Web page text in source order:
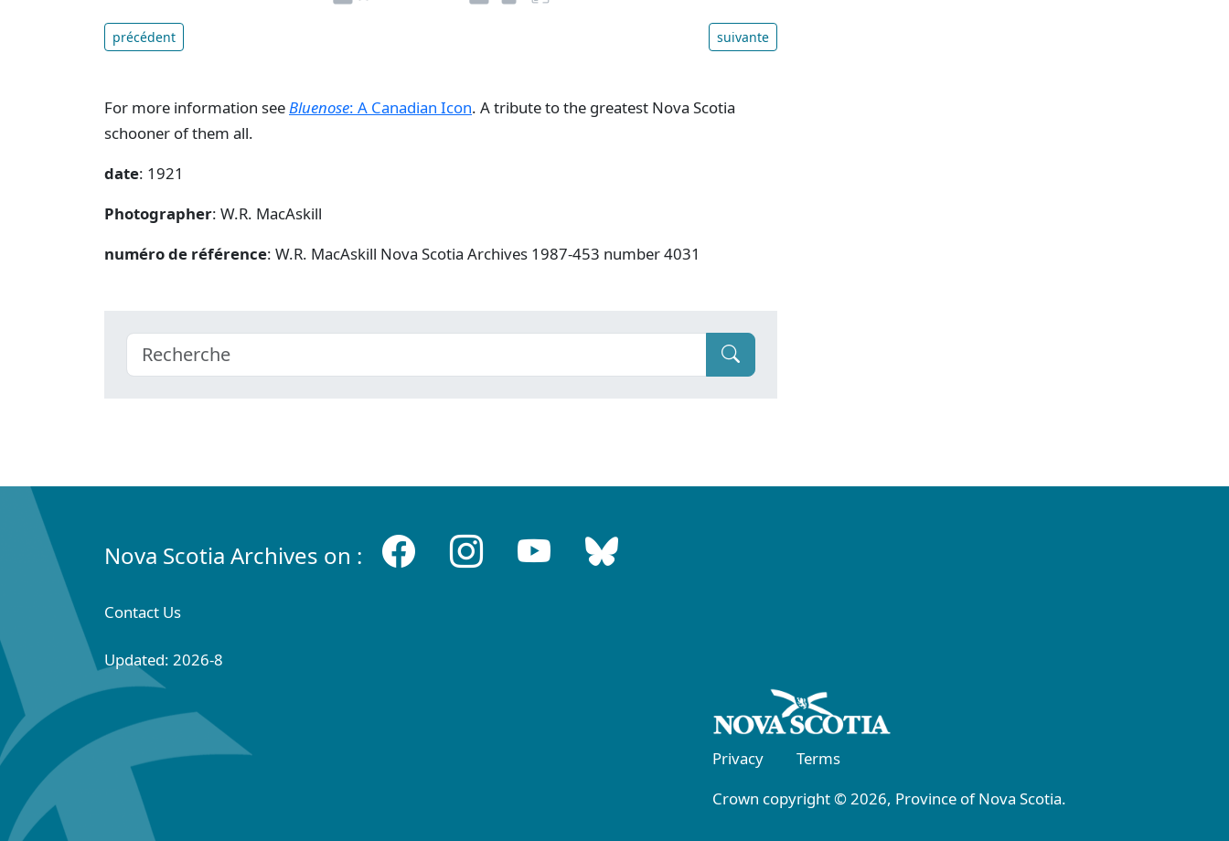
précédent suivante
For more information seeBluenose: A Canadian Icon. A tribute to the greatest Nova Scotia
schooner of them all.
date: 1921
Photographer: W.R. MacAskill
numéro de référence: W.R. MacAskill Nova Scotia Archives 1987-453 number 4031
Nova Scotia Archives on :
Contact Us
Updated: 2026-8
Privacy
Terms
Crown copyright © 2026, Province of Nova Scotia.